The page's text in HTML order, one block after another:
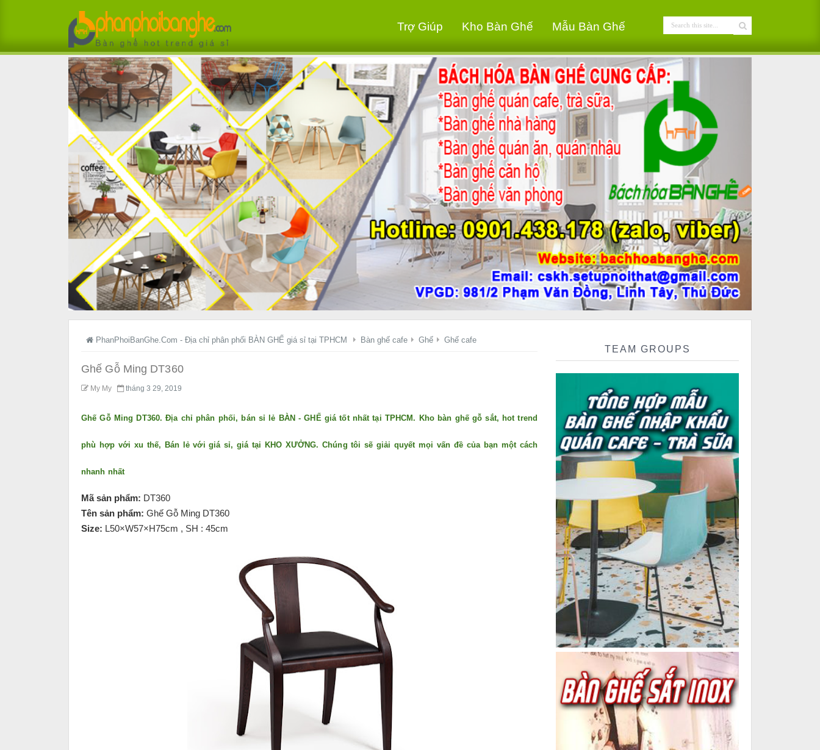
Trợ Giúp Kho Bàn Ghế Mẫu Bàn Ghế
PhanPhoiBanGhe.Com - Địa chỉ phân phối BÀN GHẾ giá sỉ tại TPHCM Bàn ghế cafe Ghế Ghế cafe
Ghế Gỗ Ming DT360
My My tháng 3 29, 2019
Ghế Gỗ Ming DT360. Địa chỉ phân phối, bán sỉ lẻ BÀN - GHẾ giá tốt nhất tại TPHCM. Kho bàn ghế gỗ sắt, hot trend
phù hợp với xu thế, Bán lẻ với giá sỉ, giá tại KHO XƯỞNG. Chúng tôi sẽ giải quyết mọi vấn đề của bạn một cách
nhanh nhất
Mã sản phẩm: DT360
Tên sản phẩm: Ghế Gỗ Ming DT360
Size: L50×W57×H75cm , SH : 45cm
TEAM GROUPS